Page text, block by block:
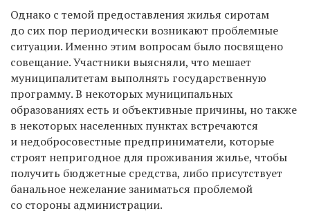
Однако с темой предоставления жилья сиротам
до сих пор периодически возникают проблемные
ситуации. Именно этим вопросам было посвящено
совещание. Участники выясняли, что мешает
муниципалитетам выполнять государственную
программу. В некоторых муниципальных
образованиях есть и объективные причины, но также
в некоторых населенных пунктах встречаются
и недобросовестные предприниматели, которые
строят непригодное для проживания жилье, чтобы
получить бюджетные средства, либо присутствует
банальное нежелание заниматься проблемой
со стороны администрации.